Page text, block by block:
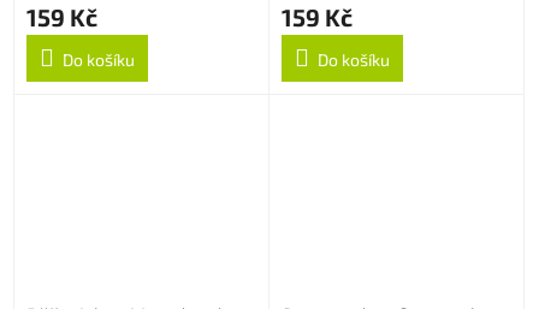
159 Kč
Do košíku
159 Kč
Do košíku